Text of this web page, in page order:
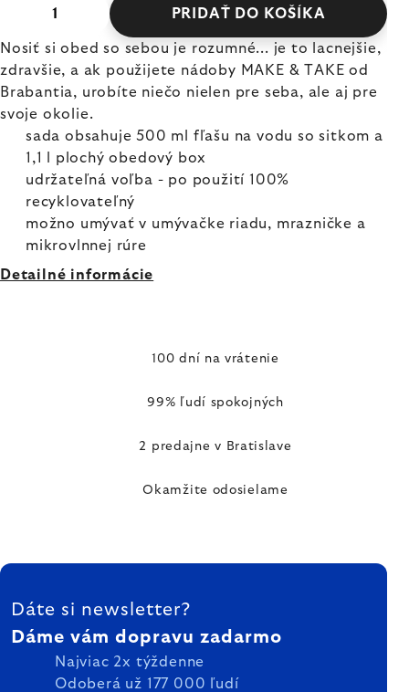
PRIDAŤ DO KOŠÍKA
Nosiť si obed so sebou je rozumné... je to lacnejšie,
zdravšie, a ak použijete nádoby MAKE & TAKE od
Brabantia, urobíte niečo nielen pre seba, ale aj pre
svoje okolie.
sada obsahuje 500 ml fľašu na vodu so sitkom a
1,1 l plochý obedový box
udržateľná voľba - po použití 100%
recyklovateľný
možno umývať v umývačke riadu, mrazničke a
mikrovlnnej rúre
Detailné informácie
100 dní na vrátenie
99% ľudí spokojných
2 predajne v Bratislave
Okamžite odosielame
ZÁPÄTIE
Dáte si newsletter?
Dáme vám dopravu zadarmo
Najviac 2x týždenne
Odoberá už 177 000 ľudí